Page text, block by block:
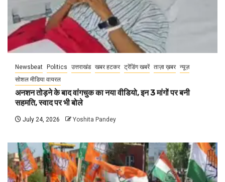
Newsbeat Politics उत्तराखंड खबर हटकर ट्रेंडिंग खबरें ताज़ा ख़बर न्यूज़
सोशल मीडिया वायरल
अनशन तोड़ने के बाद वांगचुक का नया वीडियो, इन 3 मांगों पर बनी
सहमति, स्वाद पर भी बोले
July 24, 2026 Yoshita Pandey